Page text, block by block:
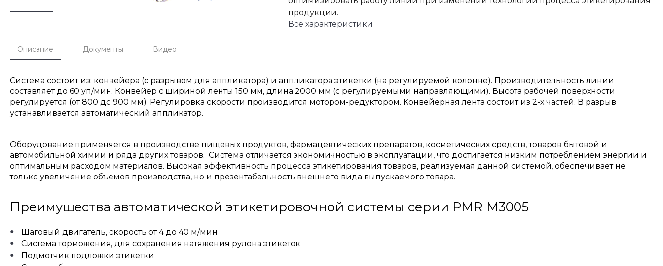
продукции.
Все характеристики
Описание Документы Видео
Система состоит из: конвейера (с разрывом для аппликатора) и аппликатора этикетки (на регулируемой колонне). Производительность линии
составляет до 60 уп/мин. Конвейер с шириной ленты 150 мм, длина 2000 мм (с регулируемыми направляющими). Высота рабочей поверхности
регулируется (от 800 до 900 мм). Регулировка скорости производится мотором-редуктором. Конвейерная лента состоит из 2-х частей. В разрыв
устанавливается автоматический аппликатор.
Оборудование применяется в производстве пищевых продуктов, фармацевтических препаратов, косметических средств, товаров бытовой и
автомобильной химии и ряда других товаров. Система отличается экономичностью в эксплуатации, что достигается низким потреблением энергии и
оптимальным расходом материалов. Высокая эффективность процесса этикетирования товаров, реализуемая данной системой, обеспечивает не
только увеличение объемов производства, но и презентабельность внешнего вида выпускаемого товара.
Преимущества автоматической этикетировочной системы серии PMR M3005
Шаговый двигатель, скорость от 4 до 40 м/мин
Система торможения, для сохранения натяжения рулона этикеток
Подмотчик подложки этикетки